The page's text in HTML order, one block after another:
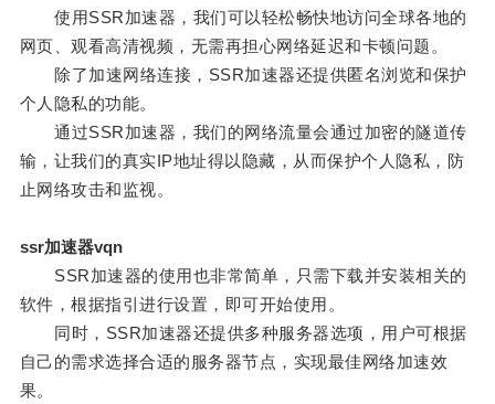
使用SSR加速器，我们可以轻松畅快地访问全球各地的
网页、观看高清视频，无需再担心网络延迟和卡顿问题。
除了加速网络连接，SSR加速器还提供匿名浏览和保护
个人隐私的功能。
通过SSR加速器，我们的网络流量会通过加密的隧道传
输，让我们的真实IP地址得以隐藏，从而保护个人隐私，防
止网络攻击和监视。
ssr加速器vqn
SSR加速器的使用也非常简单，只需下载并安装相关的
软件，根据指引进行设置，即可开始使用。
同时，SSR加速器还提供多种服务器选项，用户可根据
自己的需求选择合适的服务器节点，实现最佳网络加速效
果。